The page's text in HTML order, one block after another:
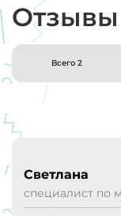
Отзывы
Всего 2
Светлана
специалист по